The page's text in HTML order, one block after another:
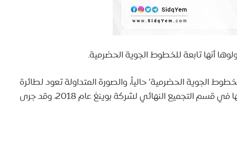
أنها تابعة للخطوط الجوية الحضرمية.
الجوية الحضرمية’ حالياً، والصورة المتداولة تعود لطائرة
تابعة لشركة ‘scoot’ السنغافورية، أثناء تجميعها في قسم التجميع النهائي لشركة بوينغ عام 2018، وقد جرى